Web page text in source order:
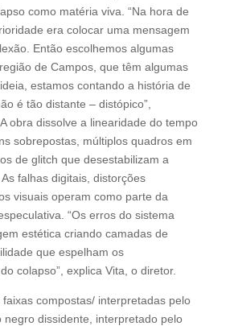
como matéria viva. “Na hora de
era colocar uma mensagem
Então escolhemos algumas
de Campos, que têm algumas
estamos contando a história de
é tão distante – distópico”,
obra dissolve a linearidade do tempo
sobrepostas, múltiplos quadros em
de glitch que desestabilizam a
falhas digitais, distorções
visuais operam como parte da
“Os erros do sistema
estética criando camadas de
que espelham os
colapso”, explica Vita, o diretor.
compostas/ interpretadas pelo
negro dissidente, interpretado pelo